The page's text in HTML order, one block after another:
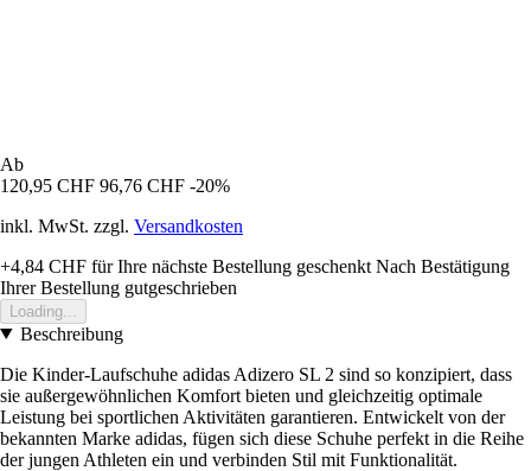
Ab
120,95 CHF 96,76 CHF -20%
inkl. MwSt. zzgl. Versandkosten
+4,84 CHF für Ihre nächste Bestellung geschenkt Nach Bestätigung
Ihrer Bestellung gutgeschrieben
Loading...
Beschreibung
Die Kinder-Laufschuhe adidas Adizero SL 2 sind so konzipiert, dass
sie außergewöhnlichen Komfort bieten und gleichzeitig optimale
Leistung bei sportlichen Aktivitäten garantieren. Entwickelt von der
bekannten Marke adidas, fügen sich diese Schuhe perfekt in die Reihe
der jungen Athleten ein und verbinden Stil mit Funktionalität.